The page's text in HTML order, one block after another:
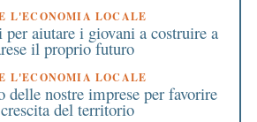
L'ECONOMIA LOCALE
aiutare i giovani a costruire a
il proprio futuro
L'ECONOMIA LOCALE
delle nostre imprese per favorire
del territorio